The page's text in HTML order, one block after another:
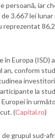
persoană, iar
3.667 lei
reprezentat
Europa (ISD)
conform
la
în
(Capital.ro)
grupul sud-